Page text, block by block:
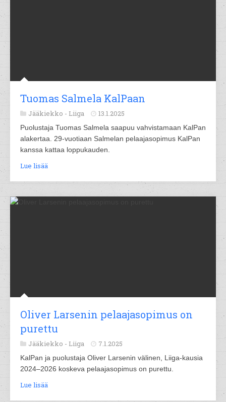
Tuomas Salmela KalPaan
Jääkiekko - Liiga 13.1.2025
Puolustaja Tuomas Salmela saapuu vahvistamaan KalPan
alakertaa. 29-vuotiaan Salmelan pelaajasopimus KalPan
kanssa kattaa loppukauden.
Lue lisää
Oliver Larsenin pelaajasopimus on
purettu
Jääkiekko - Liiga 7.1.2025
KalPan ja puolustaja Oliver Larsenin välinen, Liiga-kausia
2024–2026 koskeva pelaajasopimus on purettu.
Lue lisää